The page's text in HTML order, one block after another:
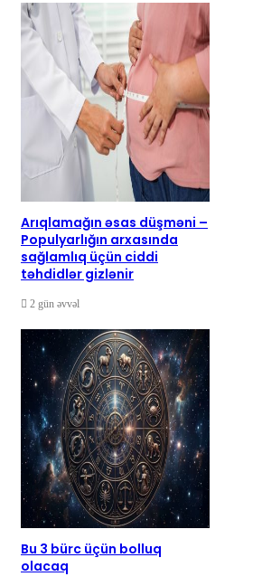
Arıqlamağın əsas düşməni –
Populyarlığın arxasında
sağlamlıq üçün ciddi
təhdidlər gizlənir
2 gün əvvəl
Bu 3 bürc üçün bolluq
olacaq